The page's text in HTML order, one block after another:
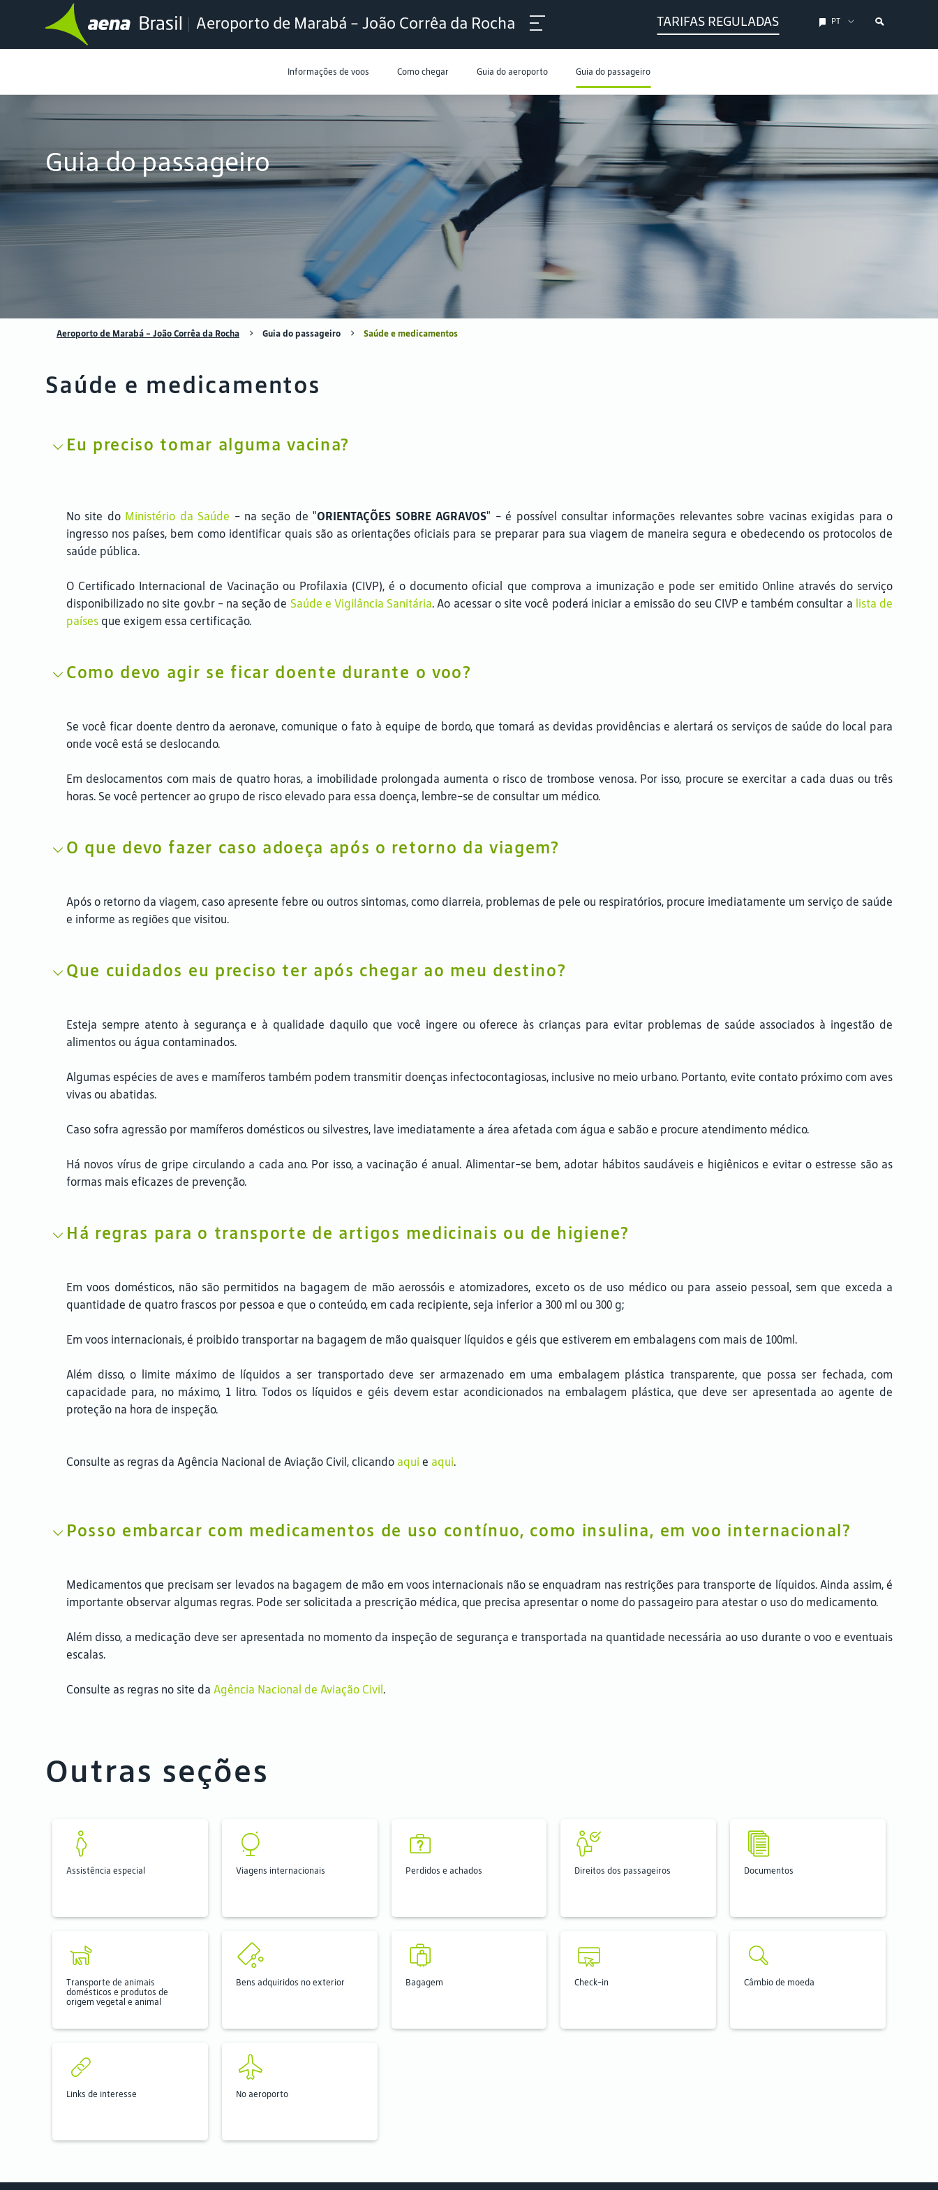
Aeroporto de Marabá - João Corrêa da Rocha TARIFAS REGULADAS PT
Informações de voos Como chegar Guia do aeroporto Guia do passageiro
Guia do passageiro
Aeroporto de Marabá - João Corrêa da Rocha Guia do passageiro Saúde e medicamentos
Saúde e medicamentos
Eu preciso tomar alguma vacina?
No site do Ministério da Saúde - na seção de "ORIENTAÇÕES SOBRE AGRAVOS" - é possível consultar informações relevantes sobre vacinas exigidas para o
ingresso nos países, bem como identificar quais são as orientações oficiais para se preparar para sua viagem de maneira segura e obedecendo os protocolos de
saúde pública.
O Certificado Internacional de Vacinação ou Profilaxia (CIVP), é o documento oficial que comprova a imunização e pode ser emitido Online através do serviço
disponibilizado no site gov.br - na seção de Saúde e Vigilância Sanitária. Ao acessar o site você poderá iniciar a emissão do seu CIVP e também consultar a lista de
países que exigem essa certificação.
Como devo agir se ficar doente durante o voo?
Se você ficar doente dentro da aeronave, comunique o fato à equipe de bordo, que tomará as devidas providências e alertará os serviços de saúde do local para
onde você está se deslocando.
Em deslocamentos com mais de quatro horas, a imobilidade prolongada aumenta o risco de trombose venosa. Por isso, procure se exercitar a cada duas ou três
horas. Se você pertencer ao grupo de risco elevado para essa doença, lembre-se de consultar um médico.
O que devo fazer caso adoeça após o retorno da viagem?
Após o retorno da viagem, caso apresente febre ou outros sintomas, como diarreia, problemas de pele ou respiratórios, procure imediatamente um serviço de saúde
e informe as regiões que visitou.
Que cuidados eu preciso ter após chegar ao meu destino?
Esteja sempre atento à segurança e à qualidade daquilo que você ingere ou oferece às crianças para evitar problemas de saúde associados à ingestão de
alimentos ou água contaminados.
Algumas espécies de aves e mamíferos também podem transmitir doenças infectocontagiosas, inclusive no meio urbano. Portanto, evite contato próximo com aves
vivas ou abatidas.
Caso sofra agressão por mamíferos domésticos ou silvestres, lave imediatamente a área afetada com água e sabão e procure atendimento médico.
Há novos vírus de gripe circulando a cada ano. Por isso, a vacinação é anual. Alimentar-se bem, adotar hábitos saudáveis e higiênicos e evitar o estresse são as
formas mais eficazes de prevenção.
Há regras para o transporte de artigos medicinais ou de higiene?
Em voos domésticos, não são permitidos na bagagem de mão aerossóis e atomizadores, exceto os de uso médico ou para asseio pessoal, sem que exceda a
quantidade de quatro frascos por pessoa e que o conteúdo, em cada recipiente, seja inferior a 300 ml ou 300 g;
Em voos internacionais, é proibido transportar na bagagem de mão quaisquer líquidos e géis que estiverem em embalagens com mais de 100ml.
Além disso, o limite máximo de líquidos a ser transportado deve ser armazenado em uma embalagem plástica transparente, que possa ser fechada, com
capacidade para, no máximo, 1 litro. Todos os líquidos e géis devem estar acondicionados na embalagem plástica, que deve ser apresentada ao agente de
proteção na hora de inspeção.
Consulte as regras da Agência Nacional de Aviação Civil, clicando aqui e aqui.
Posso embarcar com medicamentos de uso contínuo, como insulina, em voo internacional?
Medicamentos que precisam ser levados na bagagem de mão em voos internacionais não se enquadram nas restrições para transporte de líquidos. Ainda assim, é
importante observar algumas regras. Pode ser solicitada a prescrição médica, que precisa apresentar o nome do passageiro para atestar o uso do medicamento.
Além disso, a medicação deve ser apresentada no momento da inspeção de segurança e transportada na quantidade necessária ao uso durante o voo e eventuais
escalas.
Consulte as regras no site da Agência Nacional de Aviação Civil .
Outras seções
Assistência especial Viagens internacionais Perdidos e achados Direitos dos passageiros Documentos
Transporte de animais
domésticos e produtos de
origem vegetal e animal
Bens adquiridos no exterior Bagagem Check-in Câmbio de moeda
Links de interesse No aeroporto